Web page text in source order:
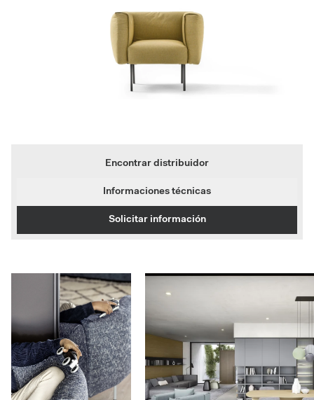
Encontrar distribuidor
Informaciones técnicas
Solicitar información